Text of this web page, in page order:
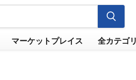
マーケットプレイス 全カテゴ